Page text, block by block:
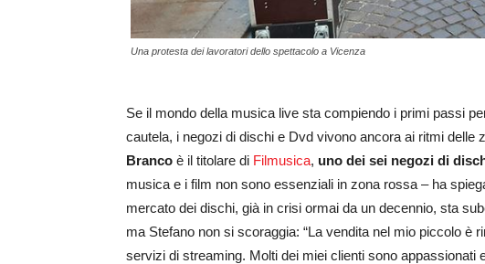
Una protesta dei lavoratori dello spettacolo a Vicenza
Se il mondo della musica live sta compiendo i primi passi
cautela, i negozi di dischi e Dvd vivono ancora ai ritmi delle
Branco è il titolare di Filmusica, uno dei sei negozi di
musica e i film non sono essenziali in zona rossa – ha
mercato dei dischi, già in crisi ormai da un decennio, sta
ma Stefano non si scoraggia: “La vendita nel mio piccolo è
servizi di streaming. Molti dei miei clienti sono